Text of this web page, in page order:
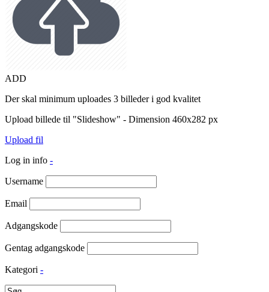
ADD
Der skal minimum uploades 3 billeder i god kvalitet
Upload billede til "Slideshow" - Dimension 460x282 px
Upload fil
Log in info -
Username
Email
Adgangskode
Gentag adgangskode
Kategori -